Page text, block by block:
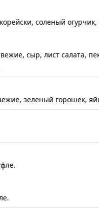
соленый огурчик,
сыр, лист салата,
зеленый горошек,